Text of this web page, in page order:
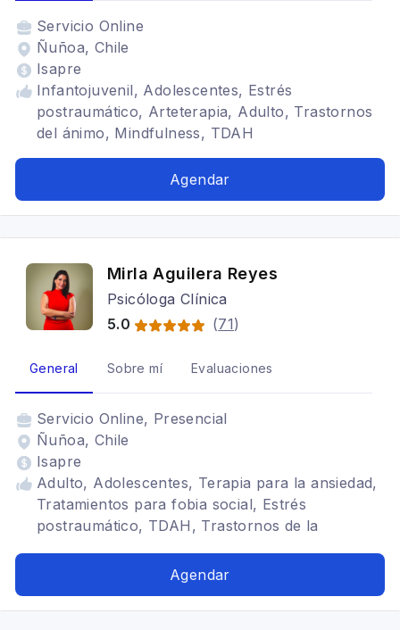
Servicio Online
Ñuñoa, Chile
Isapre
Infantojuvenil, Adolescentes, Estrés
postraumático, Arteterapia, Adulto, Trastornos
del ánimo, Mindfulness, TDAH
Agendar
Mirla Aguilera Reyes
Psicóloga Clínica
5.0
(71)
General Sobre mí Evaluaciones
Servicio Online, Presencial
Ñuñoa, Chile
Isapre
Adulto, Adolescentes, Terapia para la ansiedad,
Tratamientos para fobia social, Estrés
postraumático, TDAH, Trastornos de la
Bipolaridad, Cognitivo conductual,
Agendar